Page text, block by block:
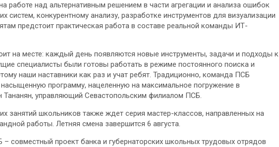
работе над альтернативным решением в части агрегации и анализа ошибок
систем, конкурентному анализу, разработке инструментов для визуализации
предстоит практическая работа в составе реальной команды ИТ-
на месте: каждый день появляются новые инструменты, задачи и подходы к
специалисты были готовы работать в режиме постоянного поиска и
наши наставники как раз и учат ребят. Традиционно, команда ПСБ
программу, нацеленную на максимальное погружение в
Тананян, управляющий Севастопольским филиалом ПСБ.
занятий школьников также ждет серия мастер-классов, направленных на
работы. Летняя смена завершится 6 августа.
совместный проект банка и губернаторских школьных трудовых отрядов